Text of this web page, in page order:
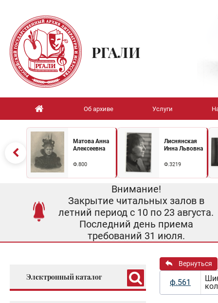
РГАЛИ
Об архиве Услуги
Матова Анна
Алексеевна
Ф.800
Лиснянская
Инна Львовна
Ф.3219
Внимание!
Закрытие читальных залов в
летний период с 10 по 23 августа.
Последний день приема
требований 31 июля.
Электронный каталог
Вернуться
ф.561